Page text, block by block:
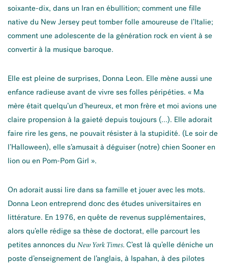
soixante-dix, dans un Iran en ébullition; comment une fille
native du New Jersey peut tomber folle amoureuse de l’Italie;
comment une adolescente de la génération rock en vient à se
convertir à la musique baroque.
Elle est pleine de surprises, Donna Leon. Elle mène aussi une
enfance radieuse avant de vivre ses folles péripéties. « Ma
mère était quelqu’un d’heureux, et mon frère et moi avions une
claire propension à la gaieté depuis toujours (…). Elle adorait
faire rire les gens, ne pouvait résister à la stupidité. (Le soir de
l’Halloween), elle s’amusait à déguiser (notre) chien Sooner en
lion ou en Pom-Pom Girl ».
On adorait aussi lire dans sa famille et jouer avec les mots.
Donna Leon entreprend donc des études universitaires en
littérature. En 1976, en quête de revenus supplémentaires,
alors qu’elle rédige sa thèse de doctorat, elle parcourt les
petites annonces du New York Times. C’est là qu’elle déniche un
poste d’enseignement de l’anglais, à Ispahan, à des pilotes